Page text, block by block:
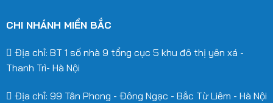
CHI NHÁNH MIỀN BẮC
Địa chỉ: BT 1 số nhà 9 tổng cục 5 khu đô thị yên xá -
Thanh Trì- Hà Nội
Địa chỉ: 99 Tân Phong - Đông Ngạc - Bắc Từ Liêm - Hà Nội